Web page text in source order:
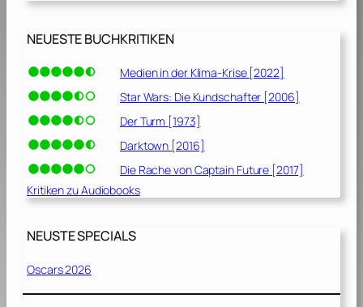
NEUESTE BUCHKRITIKEN
Medien in der Klima-Krise [2022]
Star Wars: Die Kundschafter [2006]
Der Turm [1973]
Darktown [2016]
Die Rache von Captain Future [2017]
Kritiken zu Audiobooks
NEUSTE SPECIALS
Oscars 2026